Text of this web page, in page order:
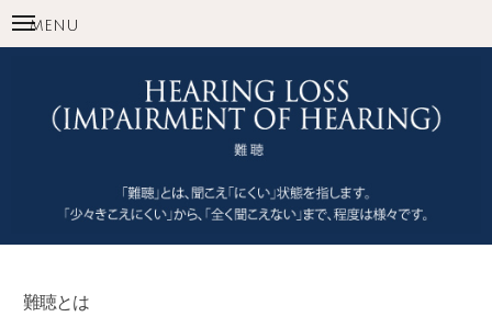
toggle
navigation
MENU
難聴とは